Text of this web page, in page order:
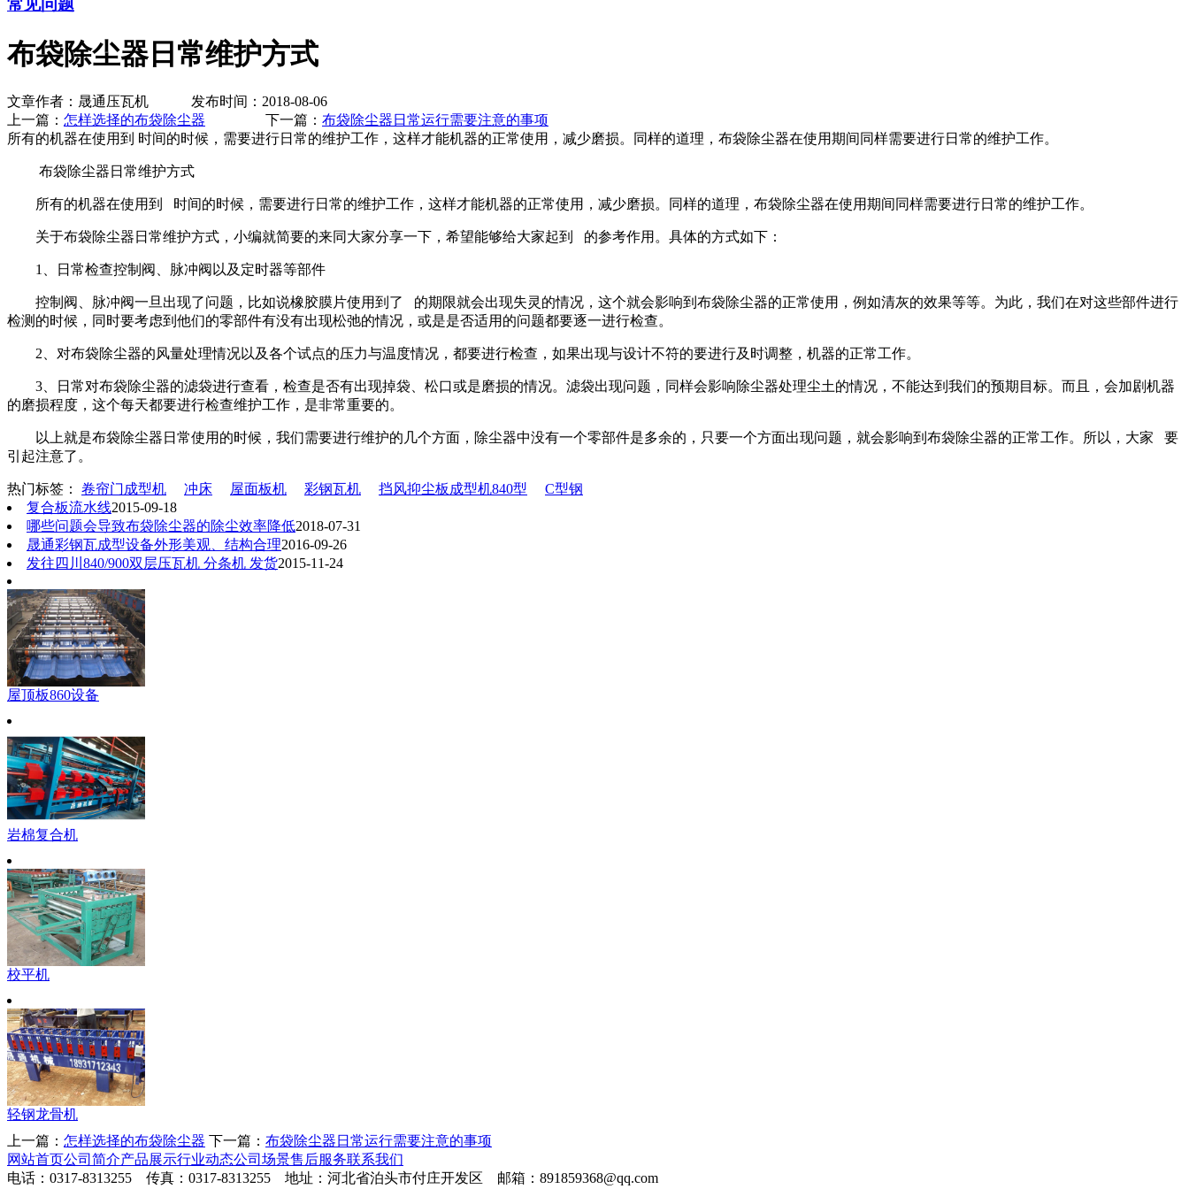
常见问题
布袋除尘器日常维护方式
文章作者：晟通压瓦机 发布时间：2018-08-06
上一篇： 怎样选择的布袋除尘器 下一篇： 布袋除尘器日常运行需要注意的事项
所有的机器在使用到 时间的时候，需要进行日常的维护工作，这样才能机器的正常使用，减少磨损。同样的道理，布袋除尘器在使用期间同样需要进行日常的维护工作。
布袋除尘器日常维护方式
所有的机器在使用到 时间的时候，需要进行日常的维护工作，这样才能机器的正常使用，减少磨损。同样的道理，布袋除尘器在使用期间同样需要进行日常的维护工作。
关于布袋除尘器日常维护方式，小编就简要的来同大家分享一下，希望能够给大家起到 的参考作用。具体的方式如下：
1、日常检查控制阀、脉冲阀以及定时器等部件
控制阀、脉冲阀一旦出现了问题，比如说橡胶膜片使用到了 的期限就会出现失灵的情况，这个就会影响到布袋除尘器的正常使用，例如清灰的效果等等。为此，我们在对这些部件进行
检测的时候，同时要考虑到他们的零部件有没有出现松弛的情况，或是是否适用的问题都要逐一进行检查。
2、对布袋除尘器的风量处理情况以及各个试点的压力与温度情况，都要进行检查，如果出现与设计不符的要进行及时调整，机器的正常工作。
3、日常对布袋除尘器的滤袋进行查看，检查是否有出现掉袋、松口或是磨损的情况。滤袋出现问题，同样会影响除尘器处理尘土的情况，不能达到我们的预期目标。而且，会加剧机器
的磨损程度，这个每天都要进行检查维护工作，是非常重要的。
以上就是布袋除尘器日常使用的时候，我们需要进行维护的几个方面，除尘器中没有一个零部件是多余的，只要一个方面出现问题，就会影响到布袋除尘器的正常工作。所以，大家 要
引起注意了。
热门标签： 卷帘门成型机 冲床 屋面板机 彩钢瓦机 挡风抑尘板成型机840型
C型钢
复合板流水线2015-09-18
哪些问题会导致布袋除尘器的除尘效率降低2018-07-31
晟通彩钢瓦成型设备外形美观、结构合理2016-09-26
发往四川840/900双层压瓦机 分条机 发货2015-11-24
屋顶板860设备
岩棉复合机
校平机
轻钢龙骨机
上一篇： 怎样选择的布袋除尘器 下一篇： 布袋除尘器日常运行需要注意的事项
网站首页公司简介产品展示行业动态公司场景售后服务联系我们
电话：0317-8313255 传真：0317-8313255 地址：河北省泊头市付庄开发区 邮箱：891859368@qq.com